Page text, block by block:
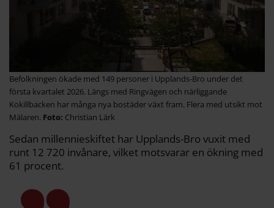
Befolkningen ökade med 149 personer i Upplands-Bro under det
första kvartalet 2026. Längs med Ringvägen och närliggande
Kokillbacken har många nya bostäder växt fram. Flera med utsikt mot
Mälaren.
Christian Lärk
Sedan millennieskiftet har Upplands-Bro vuxit med
runt 12 720 invånare, vilket motsvarar en ökning med
61 procent.